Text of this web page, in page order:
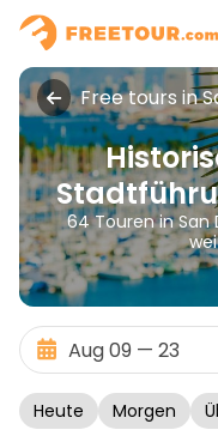
Free tours in
64 Touren in San
Heute Morgen